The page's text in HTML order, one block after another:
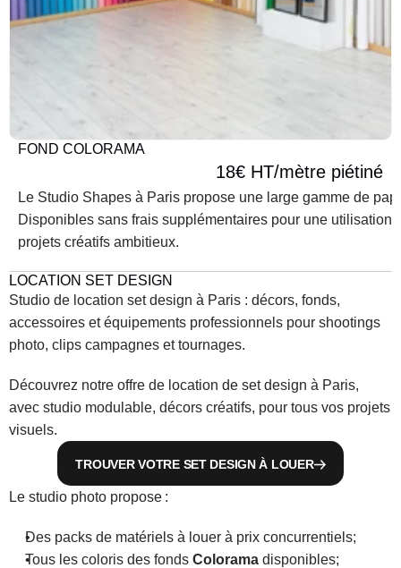
FOND COLORAMA
18€ HT/mètre piétiné
Le Studio Shapes à Paris propose une large gamme de
Disponibles sans frais supplémentaires pour une
projets créatifs ambitieux.
LOCATION SET DESIGN
Studio de location set design à Paris : décors, fonds,
accessoires et équipements professionnels pour shootings
photo, clips campagnes et tournages.
Découvrez notre offre de location de set design à Paris,
avec studio modulable, décors créatifs, pour tous vos projets
visuels.
TROUVER VOTRE SET DESIGN À LOUER
Le studio photo propose :
Des packs de matériels à louer à prix concurrentiels;
Tous les coloris des fonds Colorama disponibles;